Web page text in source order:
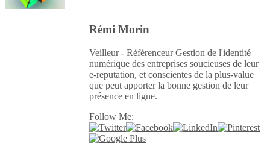
Rémi Morin
Veilleur - Référenceur Gestion de l'identité
numérique des entreprises soucieuses de leur
e-reputation, et conscientes de la plus-value
que peut apporter la bonne gestion de leur
présence en ligne.
Follow Me: